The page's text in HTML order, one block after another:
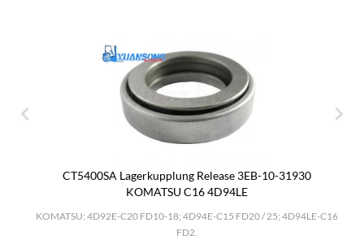
CT5400SA Lagerkupplung Release 3EB-10-31930
KOMATSU C16 4D94LE
KOMATSU: 4D92E-C20 FD10-18; 4D94E-C15 FD20 / 25; 4D94LE-C16
FD2.